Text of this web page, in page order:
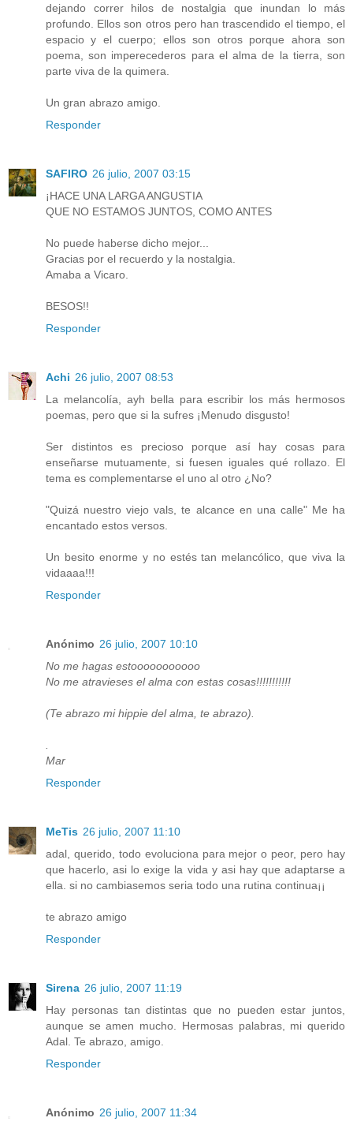
dejando correr hilos de nostalgia que inundan lo más
profundo. Ellos son otros pero han trascendido el tiempo, el
espacio y el cuerpo; ellos son otros porque ahora son
poema, son imperecederos para el alma de la tierra, son
parte viva de la quimera.
Un gran abrazo amigo.
Responder
SAFIRO 26 julio, 2007 03:15
¡HACE UNA LARGA ANGUSTIA
QUE NO ESTAMOS JUNTOS, COMO ANTES
No puede haberse dicho mejor...
Gracias por el recuerdo y la nostalgia.
Amaba a Vicaro.
BESOS!!
Responder
Achi 26 julio, 2007 08:53
La melancolía, ayh bella para escribir los más hermosos
poemas, pero que si la sufres ¡Menudo disgusto!
Ser distintos es precioso porque así hay cosas para
enseñarse mutuamente, si fuesen iguales qué rollazo. El
tema es complementarse el uno al otro ¿No?
"Quizá nuestro viejo vals, te alcance en una calle" Me ha
encantado estos versos.
Un besito enorme y no estés tan melancólico, que viva la
vidaaaa!!!
Responder
Anónimo 26 julio, 2007 10:10
No me hagas estooooooooooo
No me atravieses el alma con estas cosas!!!!!!!!!!!
(Te abrazo mi hippie del alma, te abrazo).
Mar
Responder
MeTis 26 julio, 2007 11:10
adal, querido, todo evoluciona para mejor o peor, pero hay
que hacerlo, asi lo exige la vida y asi hay que adaptarse a
ella. si no cambiasemos seria todo una rutina continua¡¡
te abrazo amigo
Responder
Sirena 26 julio, 2007 11:19
Hay personas tan distintas que no pueden estar juntos,
aunque se amen mucho. Hermosas palabras, mi querido
Adal. Te abrazo, amigo.
Responder
Anónimo 26 julio, 2007 11:34